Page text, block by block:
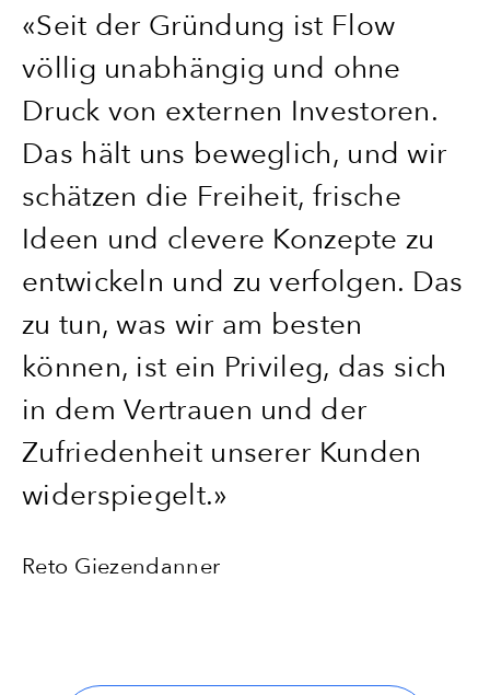
«Seit der Gründung ist Flow
völlig unabhängig und ohne
Druck von externen Investoren.
Das hält uns beweglich, und wir
schätzen die Freiheit, frische
Ideen und clevere Konzepte zu
entwickeln und zu verfolgen. Das
zu tun, was wir am besten
können, ist ein Privileg, das sich
in dem Vertrauen und der
Zufriedenheit unserer Kunden
widerspiegelt.»
Reto Giezendanner